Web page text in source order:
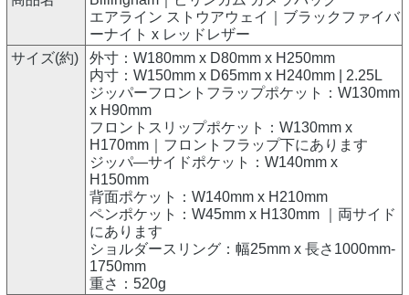
エアライン ストウアウェイ｜ブラックファイバ
ーナイト x レッドレザー
サイズ(約)
外寸：W180mm x D80mm x H250mm
内寸：W150mm x D65mm x H240mm | 2.25L
ジッパーフロントフラップポケット：W130mm
x H90mm
フロントスリップポケット：W130mm x
H170mm｜フロントフラップ下にあります
ジッパ―サイドポケット：W140mm x
H150mm
背面ポケット：W140mm x H210mm
ペンポケット：W45mm x H130mm ｜両サイド
にあります
ショルダースリング：幅25mm x 長さ1000mm-
1750mm
重さ：520g